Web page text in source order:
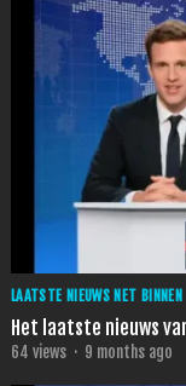
LAATSTE NIEUWS NET BINNEN
Het laatste nieuws
64 views · 9 months ago